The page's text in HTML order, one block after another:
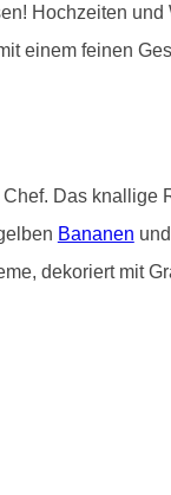
Hochzeiten
einem feinen
Das knallige
Bananen
dekoriert mit